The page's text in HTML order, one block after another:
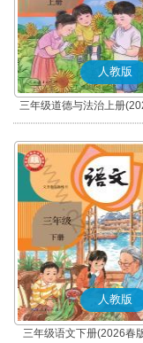
人教版
三年级道德与法治上册
秋版)(部编版)
人教版
三年级语文下册(2026春